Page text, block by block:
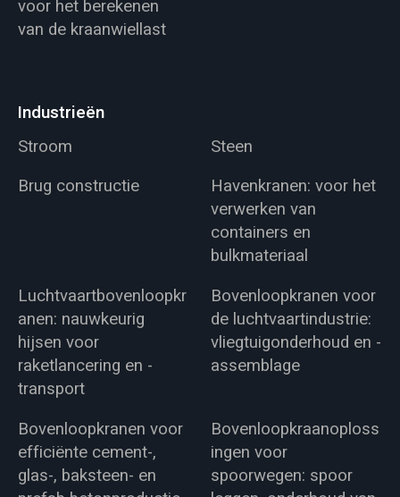
voor het berekenen
van de kraanwiellast
Industrieën
Stroom
Steen
Brug constructie
Havenkranen: voor het
verwerken van
containers en
bulkmateriaal
Luchtvaartbovenloopkr
anen: nauwkeurig
hijsen voor
raketlancering en -
transport
Bovenloopkranen voor
de luchtvaartindustrie:
vliegtuigonderhoud en -
assemblage
Bovenloopkranen voor
efficiënte cement-,
glas-, baksteen- en
Bovenloopkraanoploss
ingen voor
spoorwegen: spoor